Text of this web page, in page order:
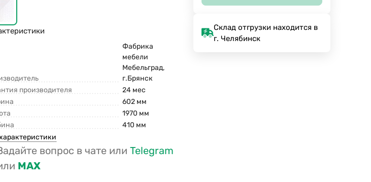
Фабрика
мебели
Мебельград,
г.Брянск
производителя
24 мес
602 мм
1970 мм
410 мм
вопрос в чате илиTelegram
MAX
Склад отгрузки находится в
г. Челябинск